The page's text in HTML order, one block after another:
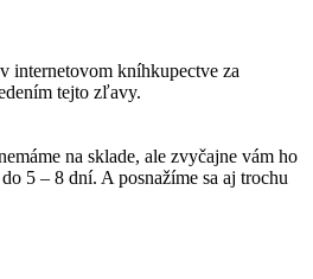
internetovom kníhkupectve za
tejto zľavy.
na sklade, ale zvyčajne vám ho
5 – 8 dní. A posnažíme sa aj trochu